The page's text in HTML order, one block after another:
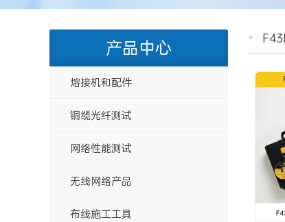
产品中心
熔接机和配件
铜缆光纤测试
网络性能测试
无线网络产品
布线施工工具